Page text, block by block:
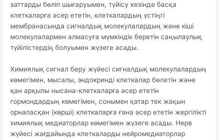
заттарды бөліп шығаруымен, түйісу кезінде басқа
клеткаларға әсер ететін, клеткалардың үстіңгі
мембранасында сигналдық молекулалардың және кіші
молекулалармен алмасуға мүмкіндік беретін саңылаулық
түйілістердің болуымен жүзеге асады.
Химиялық сигнал беру жүйесі сигналдық молекулалардың
көмегімен, мысалы, эндокринді клеткалар бөлетін және
қан арқылы нысана-клеткаларға әсер ететін
гормондардың көмегімен, сонымен қатар тек жақын
орналасқан (көрші) клеткаларға ғана әсер ететін жергілікті
химиялық медиаторлар көмегімен жүзеге асады. Нерв
жүйесі жағдайында клеткаларды нейромедиаторлар